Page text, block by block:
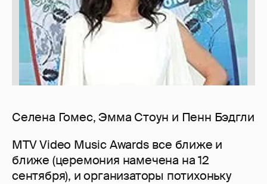
Селена Гомес, Эмма Стоун и Пенн Бэдгли
MTV Video Music Awards все ближе и
ближе (церемония намечена на 12
сентября), и организаторы потихоньку